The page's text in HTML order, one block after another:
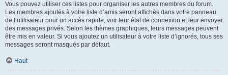
Vous pouvez utiliser ces listes pour organiser les autres membres du forum.
Les membres ajoutés à votre liste d’amis seront affichés dans votre panneau
de l’utilisateur pour un accès rapide, voir leur état de connexion et leur envoyer
des messages privés. Selon les thèmes graphiques, leurs messages peuvent
être mis en valeur. Si vous ajoutez un utilisateur à votre liste d’ignorés, tous ses
messages seront masqués par défaut.
Haut